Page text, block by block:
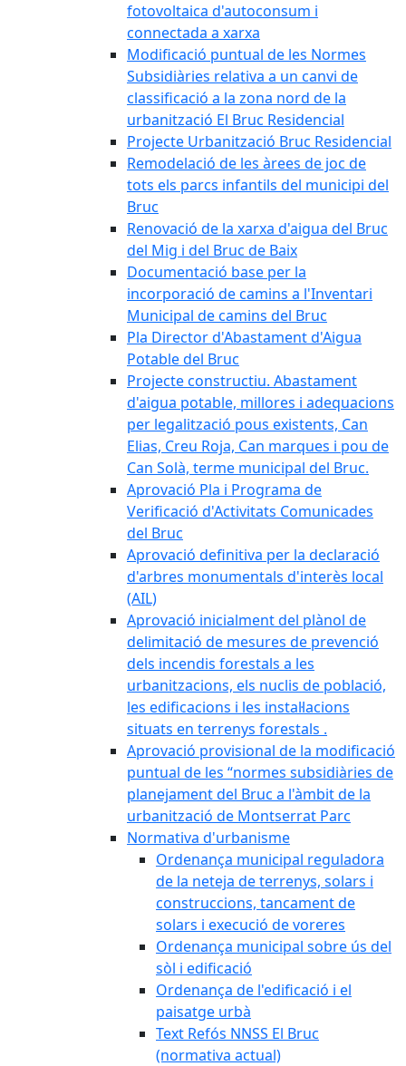
fotovoltaica d'autoconsum i
connectada a xarxa
Modificació puntual de les Normes
Subsidiàries relativa a un canvi de
classificació a la zona nord de la
urbanització El Bruc Residencial
Projecte Urbanització Bruc Residencial
Remodelació de les àrees de joc de
tots els parcs infantils del municipi del
Bruc
Renovació de la xarxa d'aigua del Bruc
del Mig i del Bruc de Baix
Documentació base per la
incorporació de camins a l'Inventari
Municipal de camins del Bruc
Pla Director d'Abastament d'Aigua
Potable del Bruc
Projecte constructiu. Abastament
d'aigua potable, millores i adequacions
per legalització pous existents, Can
Elias, Creu Roja, Can marques i pou de
Can Solà, terme municipal del Bruc.
Aprovació Pla i Programa de
Verificació d'Activitats Comunicades
del Bruc
Aprovació definitiva per la declaració
d'arbres monumentals d'interès local
(AIL)
Aprovació inicialment del plànol de
delimitació de mesures de prevenció
dels incendis forestals a les
urbanitzacions, els nuclis de població,
les edificacions i les instal·lacions
situats en terrenys forestals .
Aprovació provisional de la modificació
puntual de les “normes subsidiàries de
planejament del Bruc a l'àmbit de la
urbanització de Montserrat Parc
Normativa d'urbanisme
Ordenança municipal reguladora
de la neteja de terrenys, solars i
construccions, tancament de
solars i execució de voreres
Ordenança municipal sobre ús del
sòl i edificació
Ordenança de l'edificació i el
paisatge urbà
Text Refós NNSS El Bruc
(normativa actual)